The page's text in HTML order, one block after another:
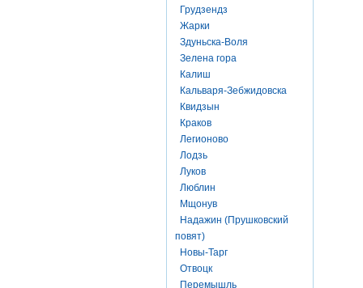
Грудзендз
Жарки
Здуньска-Воля
Зелена гора
Калиш
Кальваря-Зебжидовска
Квидзын
Краков
Легионово
Лодзь
Луков
Люблин
Мщонув
Надажин (Прушковский
повят)
Новы-Тарг
Отвоцк
Перемышль